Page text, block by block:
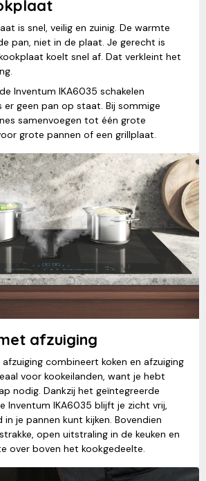
is snel, veilig en zuinig. De warmte
pan, niet in de plaat. Je gerecht is
koelt snel af. Dat verkleint het
Inventum IKA6035 schakelen
geen pan op staat. Bij sommige
samenvoegen tot één grote
grote pannen of een grillplaat.
afzuiging
combineert koken en afzuiging
voor kookeilanden, want je hebt
nodig. Dankzij het geïntegreerde
Inventum IKA6035 blijft je zicht vrij,
je pannen kunt kijken. Bovendien
open uitstraling in de keuken en
over boven het kookgedeelte.